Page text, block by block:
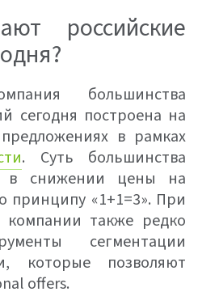
российские
большинства
сегодня построена на
в рамках
. Суть большинства
в снижении цены на
принципу «1+1=3». При
также редко
сегментации
которые позволяют
offers.